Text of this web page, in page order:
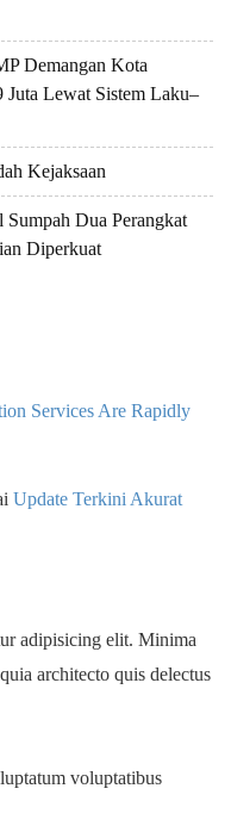
Demangan Kota
Lewat Sistem Laku–
Kejaksaan
Dua Perangkat
Diperkuat
Services Are Rapidly
Update Terkini Akurat
adipisicing elit. Minima
architecto quis delectus
voluptatibus